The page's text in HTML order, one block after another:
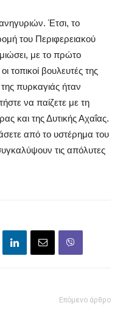
Έτσι, το
του Περιφερειακού
με το πρώτο
τοπικοί βουλευτές της
της πυρκαγιάς ήταν
να παίζετε με τη
και της Δυτικής Αχαΐας.
από το υστέρημα του
τις απόλυτες
Επόμενο άρθρο